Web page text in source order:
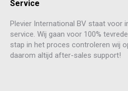
Service
Plevier International BV staat voor
service. Wij gaan voor 100%
stap in het proces controleren wij
daarom altijd after-sales support!